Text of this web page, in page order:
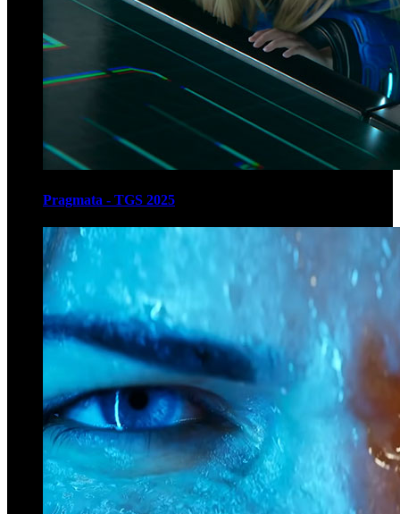
Pragmata - TGS 2025